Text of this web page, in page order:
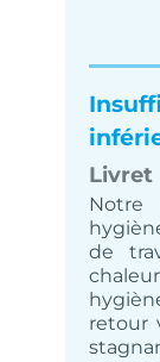
Livret
Notre
de
retour